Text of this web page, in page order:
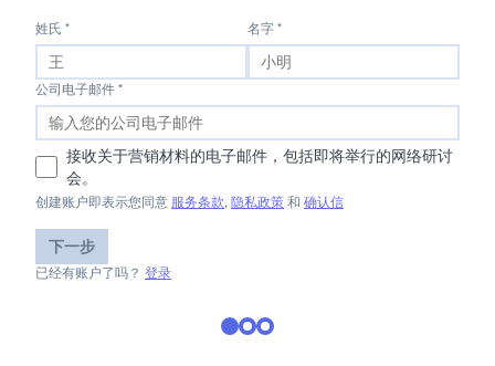
姓氏 * 名字 *
公司电子邮件 *
接收关于营销材料的电子邮件，包括即将举行的网络研讨
会。
创建账户即表示您同意 服务条款, 隐私政策 和 确认信
下一步
已经有账户了吗？ 登录